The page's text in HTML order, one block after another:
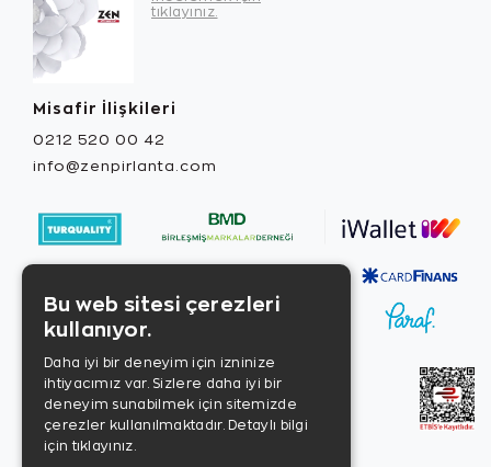
tıklayınız.
Misafir İlişkileri
0212 520 00 42
info@zenpirlanta.com
Bu web sitesi çerezleri
kullanıyor.
Daha iyi bir deneyim için izninize
ihtiyacımız var. Sizlere daha iyi bir
deneyim sunabilmek için sitemizde
çerezler kullanılmaktadır. Detaylı bilgi
için tıklayınız.